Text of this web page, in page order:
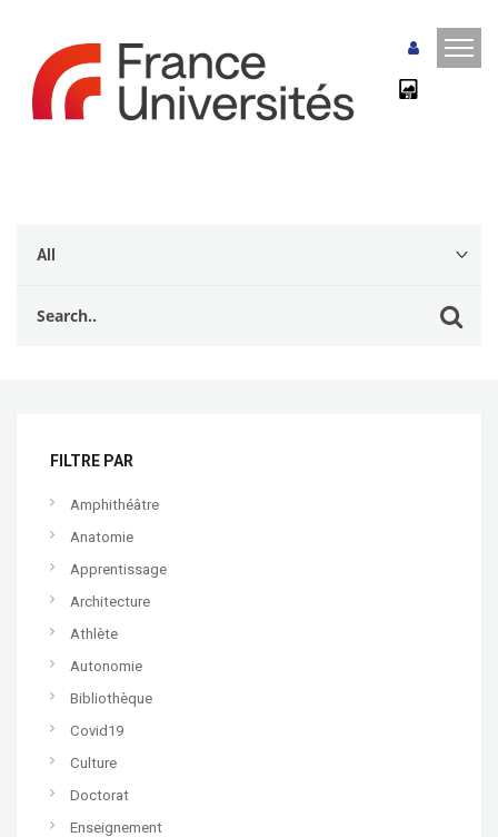
FILTRE PAR
Amphithéâtre
Anatomie
Apprentissage
Architecture
Athlète
Autonomie
Bibliothèque
Covid19
Culture
Doctorat
Enseignement